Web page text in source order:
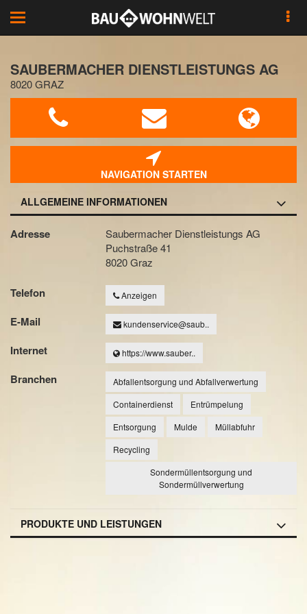
Toggle
navigation
SAUBERMACHER DIENSTLEISTUNGS AG
8020 GRAZ
NAVIGATION STARTEN
ALLGEMEINE INFORMATIONEN
Adresse
Saubermacher Dienstleistungs AG
Puchstraße 41
8020 Graz
Telefon Anzeigen
E-Mail kundenservice@saub..
Internet https://www.sauber..
Branchen
Abfallentsorgung und Abfallverwertung
Containerdienst
Entrümpelung
Entsorgung
Mulde
Müllabfuhr
Recycling
Sondermüllentsorgung und
Sondermüllverwertung
PRODUKTE UND LEISTUNGEN